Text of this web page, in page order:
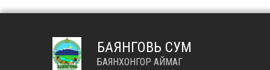
БАЯНГОВЬ СУМ
БАЯНХОНГОР АЙМАГ